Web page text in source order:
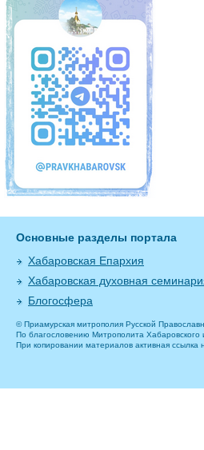
Основные разделы портала
Хабаровская Епархия
Хабаровская духовная
Блогосфера
© Приамурская митрополия Русской
По благословению Митрополита Хабаровского
При копировании материалов активная ссылка